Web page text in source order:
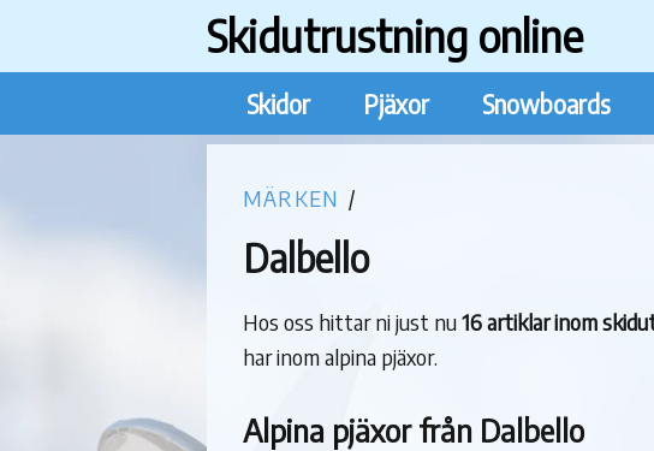
Skidutrustning online
Skidor Pjäxor Snowboards
MÄRKEN /
Dalbello
Hos oss hittar ni just nu16 artiklar inom
har inom alpina pjäxor.
Alpina pjäxor från Dalbello